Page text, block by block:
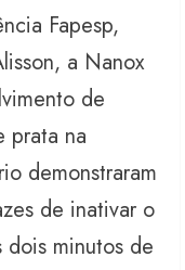
Fapesp,
a Nanox
de
prata na
demonstraram
de inativar o
dois minutos de